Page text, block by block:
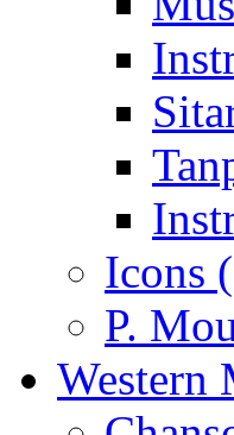
Icons
P.
Western